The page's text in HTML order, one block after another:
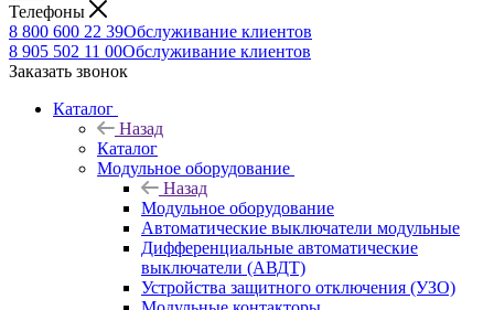
Телефоны
8 800 600 22 39Обслуживание клиентов
8 905 502 11 00Обслуживание клиентов
Заказать звонок
Каталог
Назад
Каталог
Модульное оборудование
Назад
Модульное оборудование
Автоматические выключатели модульные
Дифференциальные автоматические
выключатели (АВДТ)
Устройства защитного отключения (УЗО)